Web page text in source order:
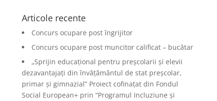
Articole recente
Concurs ocupare post îngrijitor
Concurs ocupare post muncitor calificat – bucătar
„Sprijin educațional pentru preșcolarii și elevii
dezavantajați din învățământul de stat preșcolar,
primar și gimnazial” Proiect cofinațat din Fondul
Social European+ prin “Programul Incluziune și